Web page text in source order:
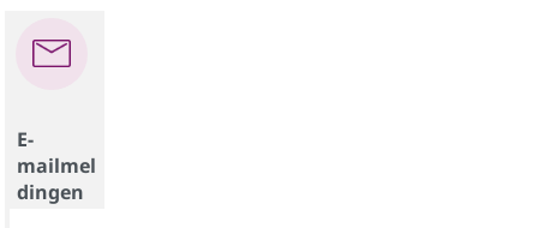
E-
mailmel
dingen